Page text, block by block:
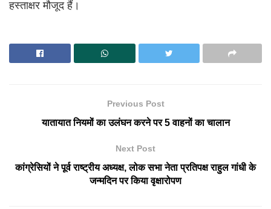
हस्ताक्षर मौजूद हैं।
Previous Post
यातायात नियमों का उलंघन करने पर 5 वाहनों का चालान
Next Post
कांग्रेसियों ने पूर्व राष्ट्रीय अध्यक्ष, लोक सभा नेता प्रतिपक्ष राहुल गांधी के
जन्मदिन पर किया वृक्षारोपण